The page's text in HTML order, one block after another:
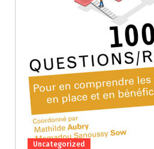
Uncategorized